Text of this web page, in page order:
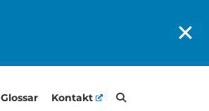
✕
Glossar Kontakt